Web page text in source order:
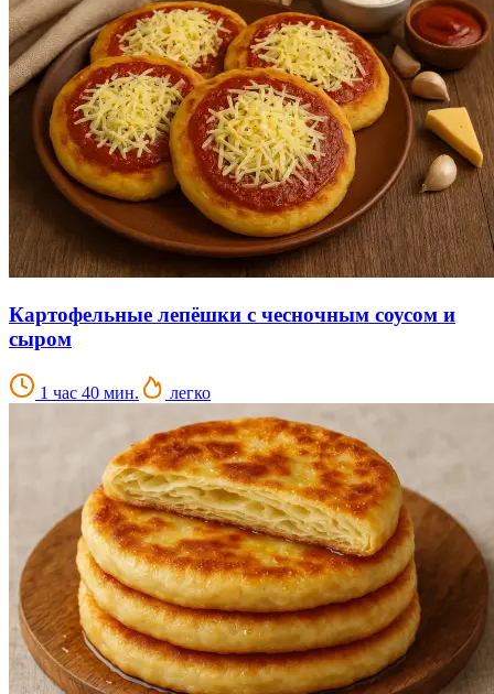
Картофельные лепёшки с чесночным соусом и
сыром
1 час 40 мин. легко